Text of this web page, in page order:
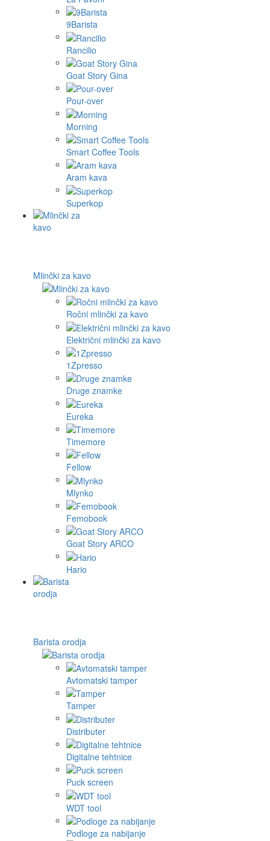
9Barista
Rancilio
Goat Story Gina
Pour-over
Morning
Smart Coffee Tools
Aram kava
Superkop
Mlinčki za kavo
Ročni mlinčki za kavo
Električni mlinčki za kavo
1Zpresso
Druge znamke
Eureka
Timemore
Fellow
Mlynko
Femobook
Goat Story ARCO
Hario
Barista orodja
Avtomatski tamper
Tamper
Distributer
Digitalne tehtnice
Puck screen
WDT tool
Podloge za nabijanje